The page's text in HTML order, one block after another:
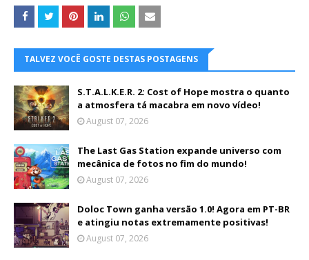
TALVEZ VOCÊ GOSTE DESTAS POSTAGENS
S.T.A.L.K.E.R. 2: Cost of Hope mostra o quanto
a atmosfera tá macabra em novo vídeo!
August 07, 2026
The Last Gas Station expande universo com
mecânica de fotos no fim do mundo!
August 07, 2026
Doloc Town ganha versão 1.0! Agora em PT-BR
e atingiu notas extremamente positivas!
August 07, 2026